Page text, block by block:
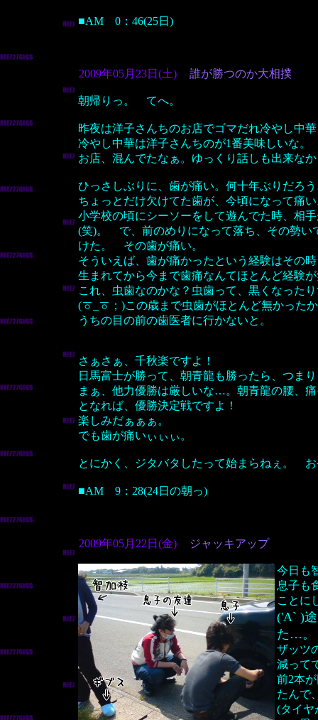
■AM 0：46(25日)
2009年05月23日(土) 誰が勝つのか大相撲
朝帰りっ。 てへ。
昨夜は洋子さんちのお店でゴマだれ冷やし中
冷やし中華は洋子さんちのが1番美味しいな。
お店、混んでたなぁ。ゆっくり話しも出来な
ひっさしぶりに、歯が痛い。何十年ぶりだろ
ちょっとだけ欠けてた歯が、今頃になって痛
小学校の頃にシーソーをして遊んでた時、相
(笑)。 で、前のめりになって落ち、その勢い
けた。 その歯が痛い。
そういえば、歯が痛かったという経験はその
生まれてから今まで歯痛なんてほとんど経験
これ、虫歯なのかな？虫歯って、黒くなった
(ㆆ_ㆆ；)この歳まで虫歯がほとんど無かった
うちの目の前の歯医者に行かないと。
さぁさぁ、千秋楽ですよ！
日馬富士が勝って、朝青龍も勝ったら、つま
まぁ、他力優勝は厳しいな…。朝青龍の腰、
となれば、優勝決定戦ですよ！
楽しみだぁぁぁ。
でも歯が痛いぃぃぃ。
とにかく、ジタバタしたって始まらねぇ。
■AM 9：28(24日の朝っ)
2009年05月22日(金) ジャッキアップ
今日も
息子も
ことに
('A` )
た…。
ザッツ
減って
前2本
たんで
(タイヤ